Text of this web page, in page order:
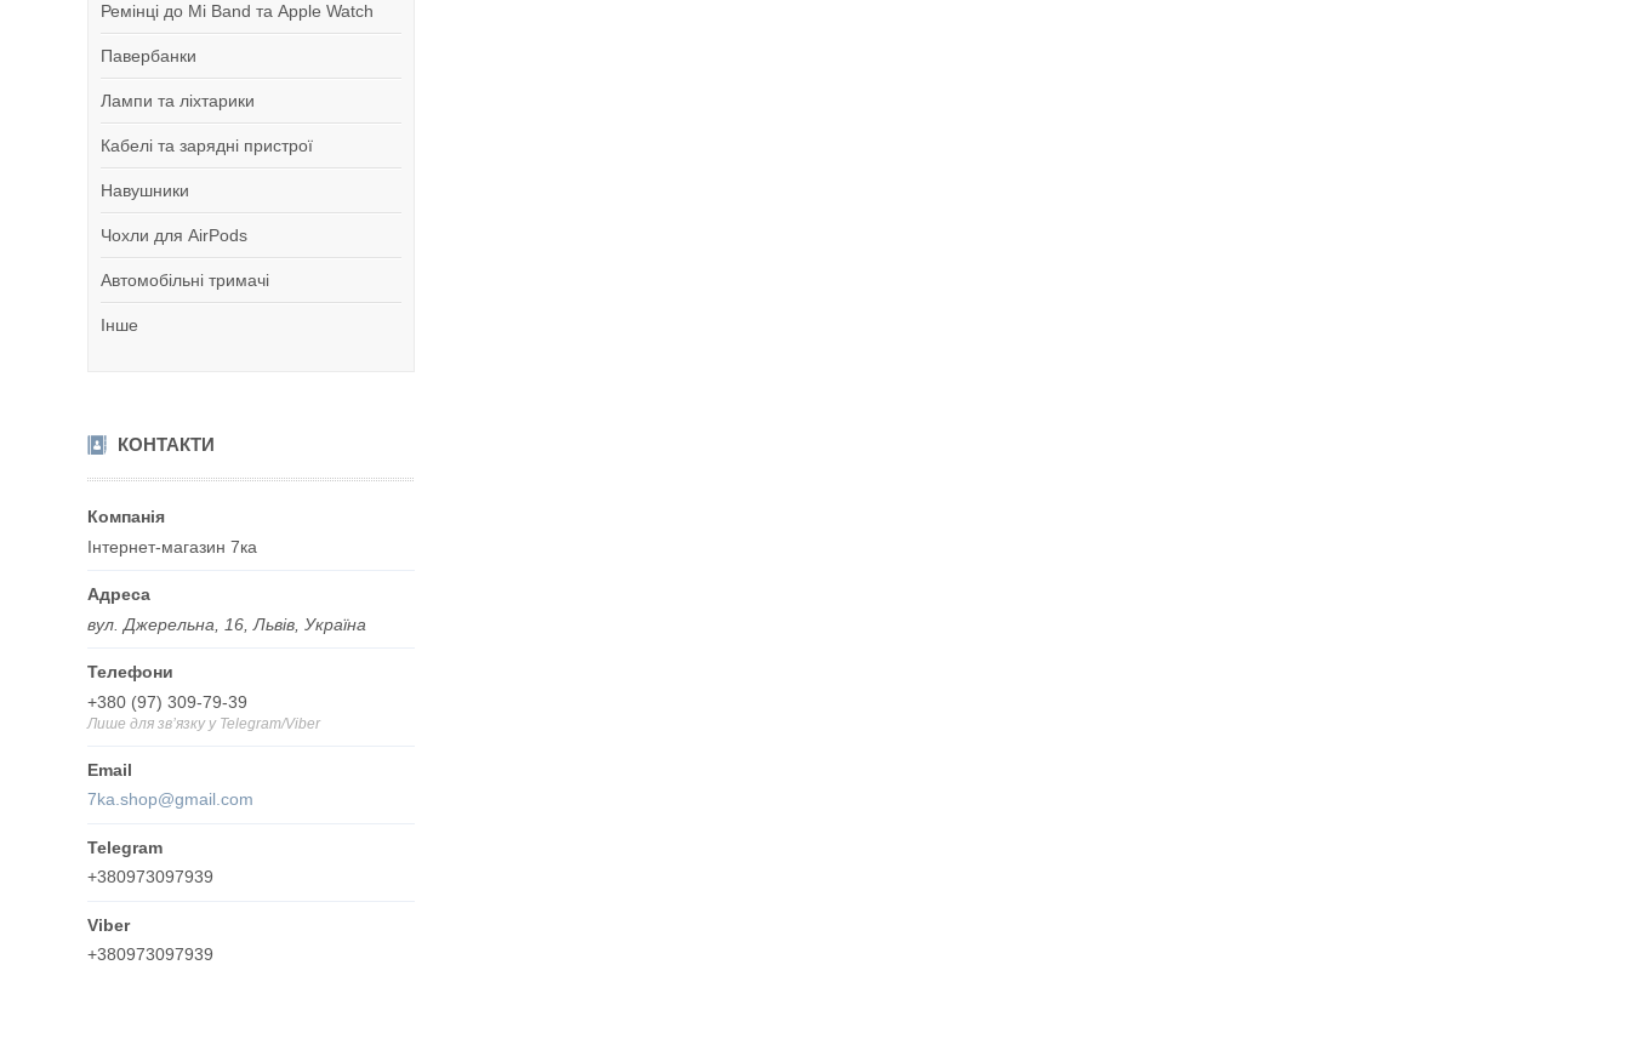
Ремінці до Mi Band та Apple Watch
Павербанки
Лампи та ліхтарики
Кабелі та зарядні пристрої
Навушники
Чохли для AirPods
Автомобільні тримачі
Інше
КОНТАКТИ
Інтернет-магазин 7ка
вул. Джерельна, 16, Львів, Україна
+380 (97) 309-79-39
Лише для звʼязку у Telegram/Viber
7ka.shop@gmail.com
+380973097939
+380973097939